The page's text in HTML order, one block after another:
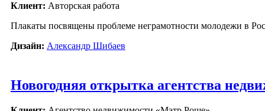
Клиент: Авторская работа
Плакаты посвящены проблеме неграмотности молодежи в
Дизайн: Александр Шибаев
Новогодняя открытка агентства